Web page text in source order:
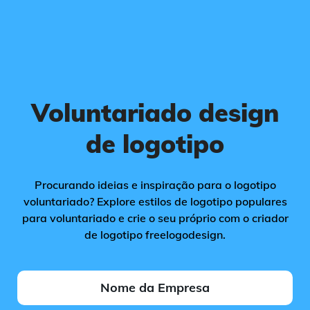
Voluntariado design
de logotipo
Procurando ideias e inspiração para o logotipo
voluntariado? Explore estilos de logotipo populares
para voluntariado e crie o seu próprio com o criador
de logotipo freelogodesign.